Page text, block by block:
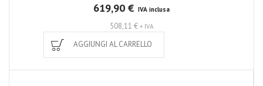
619,90 € IVA inclusa
508,11 € + IVA
AGGIUNGI AL CARRELLO